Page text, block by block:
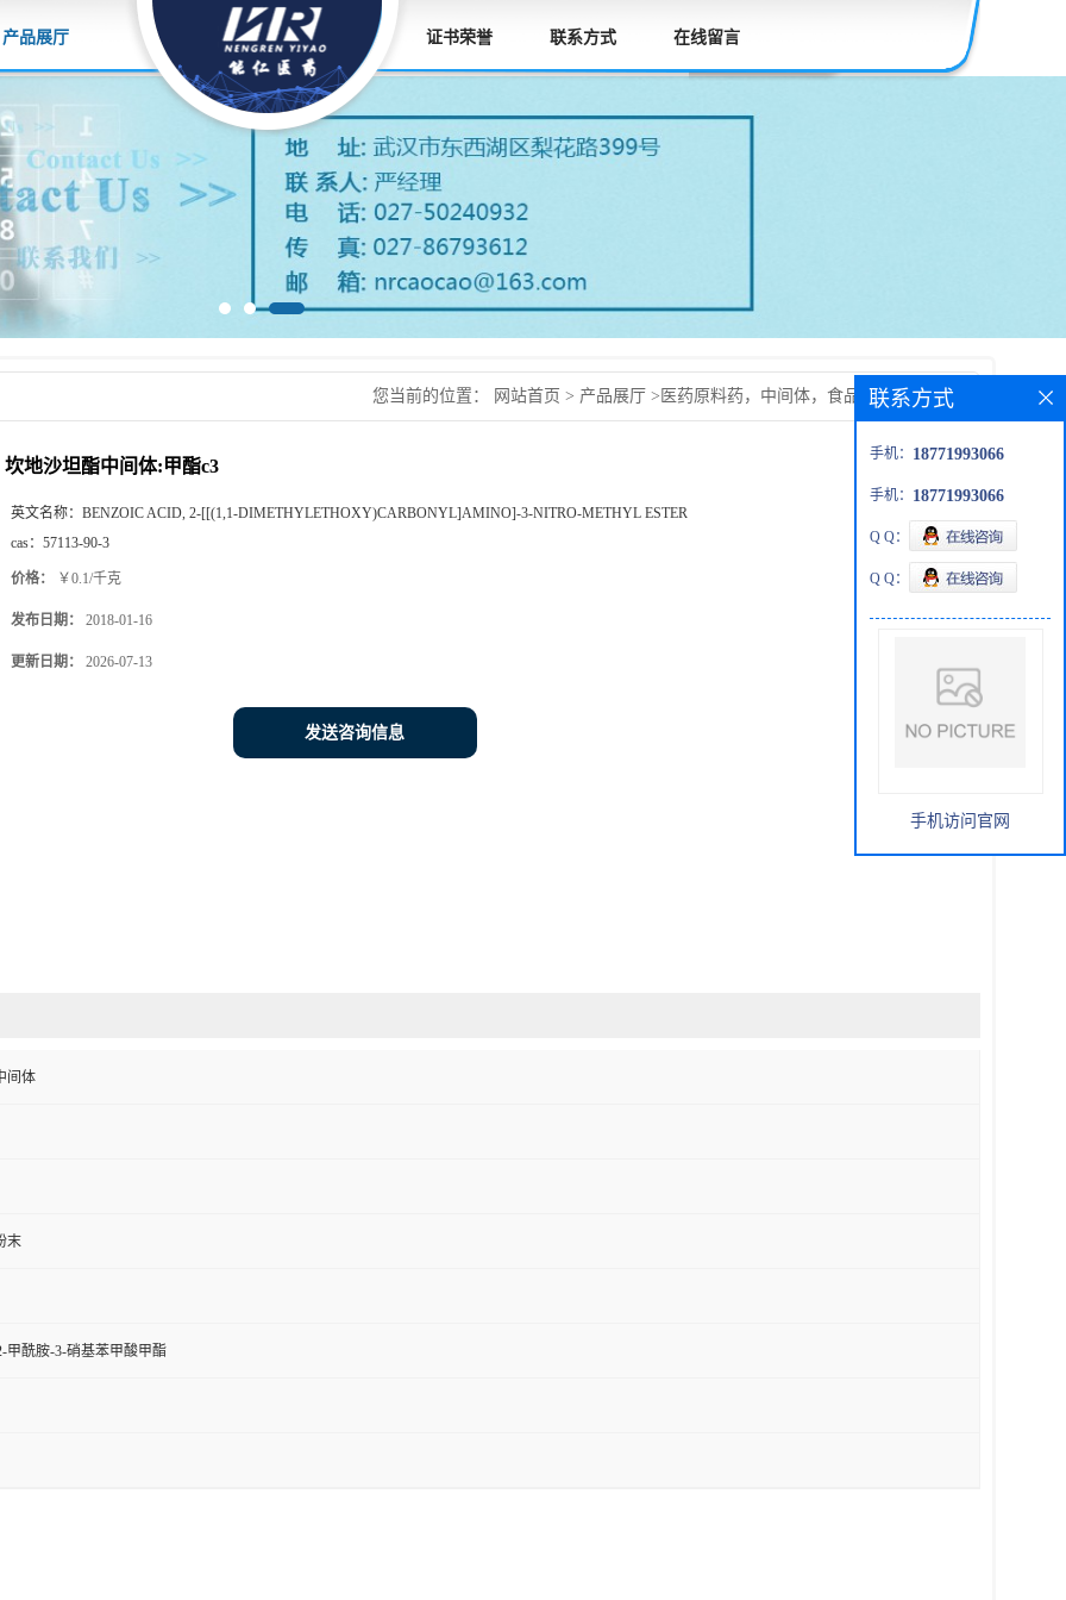
产品展厅 证书荣誉 联系方式 在线留言
您当前的位置： 网站首页 > 产品展厅 > 医药原料药，中间体，食品添加剂，兽药
坎地沙坦酯中间体:甲酯c3
英文名称： BENZOIC ACID, 2-[[(1,1-DIMETHYLETHOXY)CARBONYL]AMINO]-3-NITRO-METHYL ESTER
cas： 57113-90-3
价格： ￥0.1/千克
发布日期： 2018-01-16
更新日期： 2026-07-13
发送咨询信息
间体
末
甲酰胺-3-硝基苯甲酸甲酯
联系方式
手机： 18771993066
手机： 18771993066
Q Q：
Q Q：
手机访问官网